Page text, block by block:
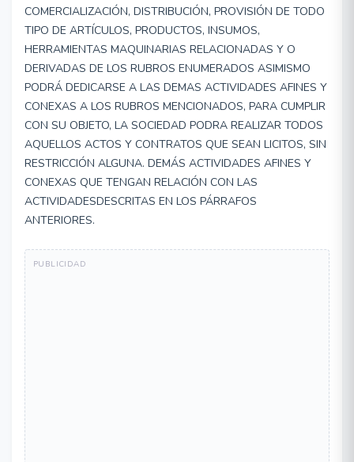
COMERCIALIZACIÓN, DISTRIBUCIÓN, PROVISIÓN DE TODO
TIPO DE ARTÍCULOS, PRODUCTOS, INSUMOS,
HERRAMIENTAS MAQUINARIAS RELACIONADAS Y O
DERIVADAS DE LOS RUBROS ENUMERADOS ASIMISMO
PODRÁ DEDICARSE A LAS DEMAS ACTIVIDADES AFINES Y
CONEXAS A LOS RUBROS MENCIONADOS, PARA CUMPLIR
CON SU OBJETO, LA SOCIEDAD PODRA REALIZAR TODOS
AQUELLOS ACTOS Y CONTRATOS QUE SEAN LICITOS, SIN
RESTRICCIÓN ALGUNA. DEMÁS ACTIVIDADES AFINES Y
CONEXAS QUE TENGAN RELACIÓN CON LAS
ACTIVIDADESDESCRITAS EN LOS PÁRRAFOS
ANTERIORES.